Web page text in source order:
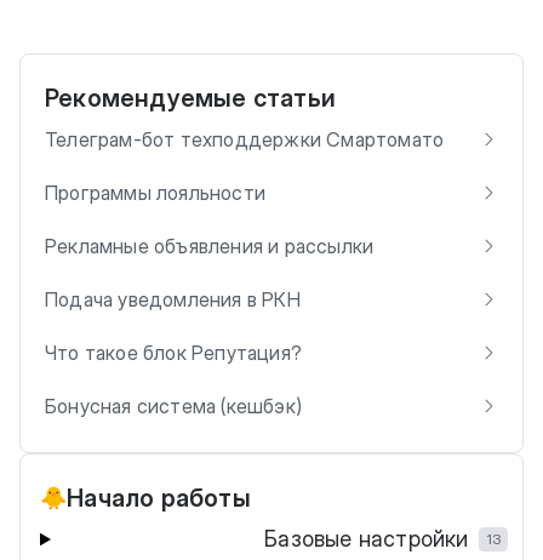
Рекомендуемые статьи
Телеграм-бот техподдержки Смартомато
Программы лояльности
Рекламные объявления и рассылки
Подача уведомления в РКН
Что такое блок Репутация?
Бонусная система (кешбэк)
🐥Начало работы
Базовые настройки 13